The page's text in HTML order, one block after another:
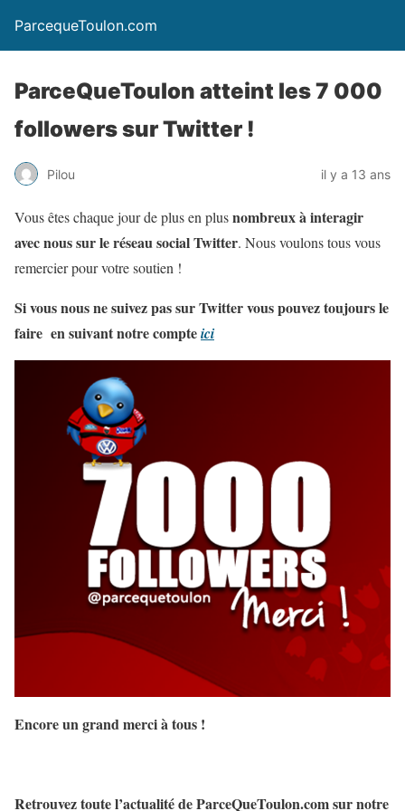
ParcequeToulon.com
ParceQueToulon atteint les 7 000
followers sur Twitter !
Pilou il y a 13 ans
Vous êtes chaque jour de plus en plusnombreux à interagir
avec nous sur le réseau social Twitter. Nous voulons tous vous
remercier pour votre soutien !
Si vous nous ne suivez pas sur Twitter vous pouvez toujours le
faire en suivant notre compteici
Encore un grand merci à tous !
Retrouvez toute l’actualité de ParceQueToulon.com sur notre